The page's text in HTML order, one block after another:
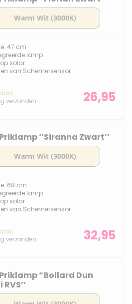
47 cm
lamp
solar
van Schemersensor
verzonden
26,95
‘’Siranna Zwart’’
68 cm
lamp
solar
van Schemersensor
verzonden
32,95
“Bollard Dun